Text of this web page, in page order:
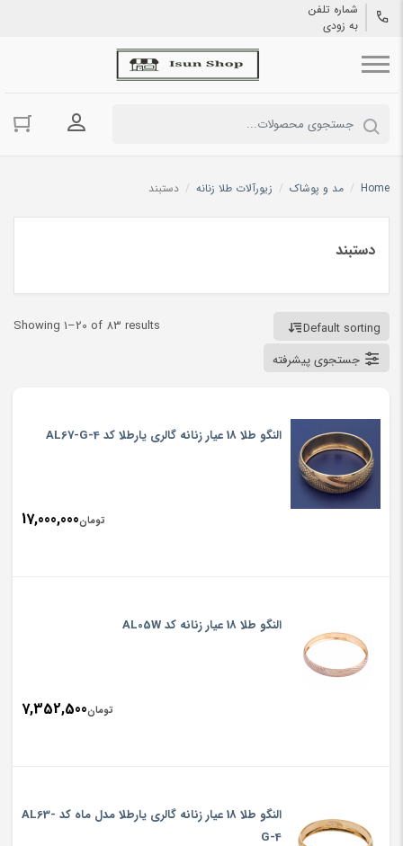
شماره تلفن
به زودی
ورود به
Home
/ مد و پوشاک / زیورآلات طلا زنانه / دستبند
دستبند
Showing 1–20 of 83 results
Default sorting
جستجوی پیشرفته
النگو طلا 18 عیار زنانه گالری یارطلا کد AL67-G-4
تومان17,000,000
النگو طلا 18 عیار زنانه کد AL05W
تومان7,352,500
النگو طلا 18 عیار زنانه گالری یارطلا مدل ماه کد AL63-
G-4